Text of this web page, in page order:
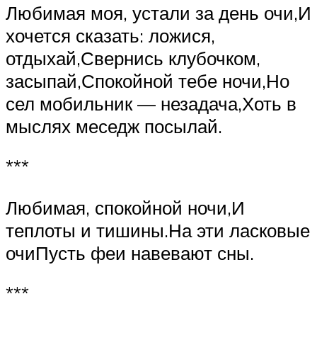
Любимая моя, устали за день очи,И
хочется сказать: ложися,
отдыхай,Свернись клубочком,
засыпай,Спокойной тебе ночи,Но
сел мобильник — незадача,Хоть в
мыслях меседж посылай.
***
Любимая, спокойной ночи,И
теплоты и тишины.На эти ласковые
очиПусть феи навевают сны.
***